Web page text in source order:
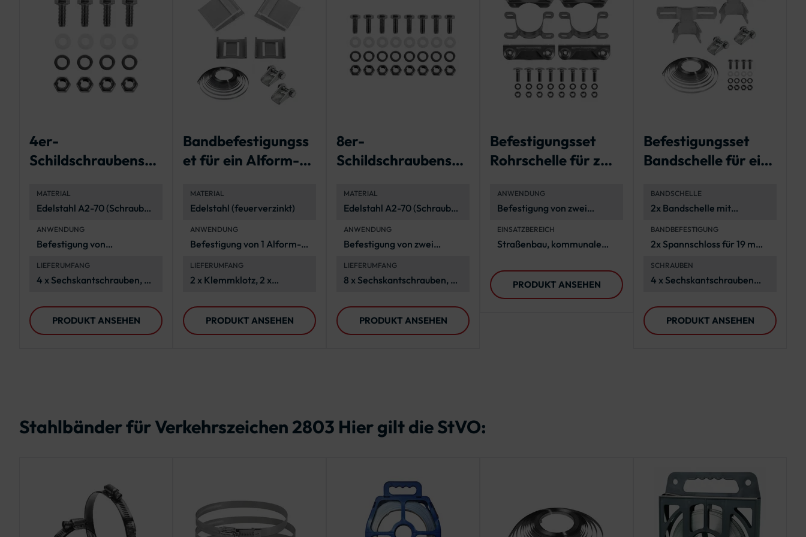
4er-
Schildschraubenset
eines
Verkehrszeichen
MATERIAL
Edelstahl A2-70 (Schrauben
(Unterlegscheiben)
ANWENDUNG
Befestigung von
LIEFERUMFANG
4 x Sechskantschrauben, 4
Unterlegscheiben, 4 x
Edelstahl-
Unterlegscheiben, 4 x
PRODUKT ANSEHEN
Bandbefestigungss
et für ein Alform-
MATERIAL
Edelstahl (feuerverzinkt)
ANWENDUNG
Befestigung von 1 Alform-
LIEFERUMFANG
2 x Klemmklotz, 2 x
Spannschloss, 2 x 1 Meter
Stahlband
PRODUKT ANSEHEN
8er-
Schildschraubenset
zwei
Verkehrszeichen
MATERIAL
Edelstahl A2-70 (Schrauben
(Unterlegscheiben)
ANWENDUNG
Befestigung von zwei
LIEFERUMFANG
8 x Sechskantschrauben, 8 x
Unterlegscheiben, 8 x
Edelstahl-
Unterlegscheiben, 8 x
PRODUKT ANSEHEN
Befestigungsset
Rohrschelle für zwei
ANWENDUNG
Befestigung von zwei
EINSATZBEREICH
Straßenbau, kommunale
Außenanwendungen
PRODUKT ANSEHEN
Befestigungsset
Bandschelle für ein
en
BANDSCHELLE
2x Bandschelle mit
BANDBEFESTIGUNG
2x Spannschloss für 19 mm
SCHRAUBEN
4 x Sechskantschrauben
PRODUKT ANSEHEN
Stahlbänder für Verkehrszeichen 2803 Hier gilt die StVO: